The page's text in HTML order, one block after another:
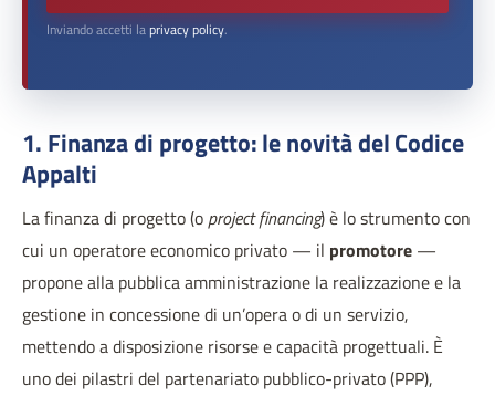
Inviando accetti laprivacy policy.
1. Finanza di progetto: le novità del Codice
Appalti
La finanza di progetto (o project financing) è lo strumento con
cui un operatore economico privato — il promotore —
propone alla pubblica amministrazione la realizzazione e la
gestione in concessione di un’opera o di un servizio,
mettendo a disposizione risorse e capacità progettuali. È
uno dei pilastri del partenariato pubblico-privato (PPP),